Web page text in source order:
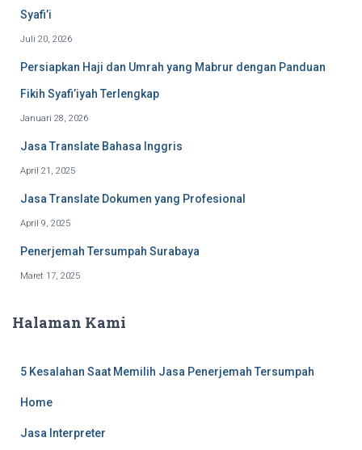
Syafi’i
Juli 20, 2026
Persiapkan Haji dan Umrah yang Mabrur dengan Panduan
Fikih Syafi’iyah Terlengkap
Januari 28, 2026
Jasa Translate Bahasa Inggris
April 21, 2025
Jasa Translate Dokumen yang Profesional
April 9, 2025
Penerjemah Tersumpah Surabaya
Maret 17, 2025
Halaman Kami
5 Kesalahan Saat Memilih Jasa Penerjemah Tersumpah
Home
Jasa Interpreter